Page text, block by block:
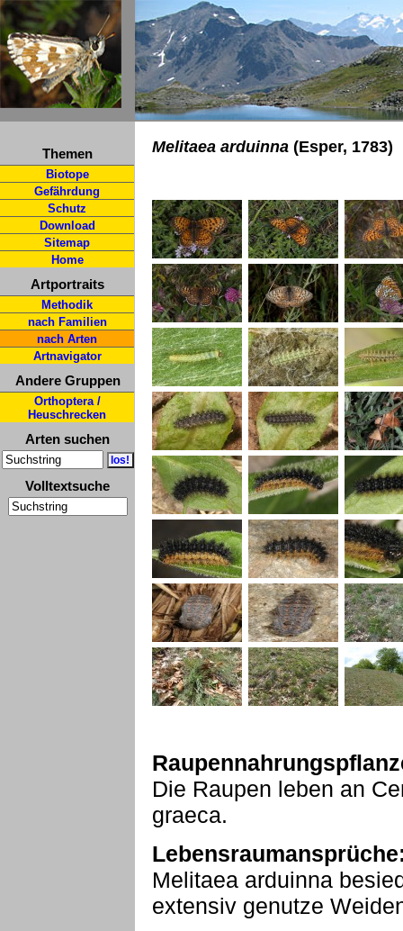
Themen
Biotope
Gefährdung
Schutz
Download
Sitemap
Home
Artportraits
Methodik
nach Familien
nach Arten
Artnavigator
Andere Gruppen
Orthoptera /
Heuschrecken
Arten suchen
Volltextsuche
Melitaea arduinna (Esper, 1783)
Die Raupen leben an
graeca.
Melitaea arduinna
extensiv genutze